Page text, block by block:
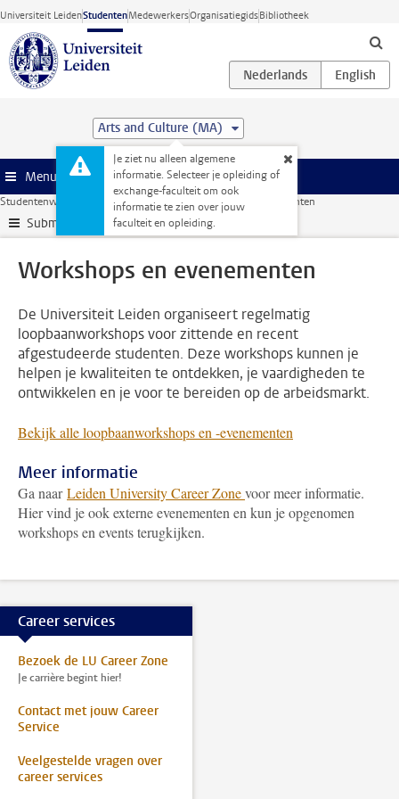
Ga direct naar de inhoud
Universiteit LeidenStudentenMedewerkersOrganisatiegidsBibliotheek
Arts and Culture (MA)
Je ziet nu alleen algemene
informatie. Selecteer je opleiding of
exchange-faculteit om ook
informatie te zien over jouw
faculteit en opleiding.
Menu
Studentenwebsite Stage & loopbaan Workshops en evenementen
Submenu
Workshops en evenementen
De Universiteit Leiden organiseert regelmatig
loopbaanworkshops voor zittende en recent
afgestudeerde studenten. Deze workshops kunnen je
helpen je kwaliteiten te ontdekken, je vaardigheden te
ontwikkelen en je voor te bereiden op de arbeidsmarkt.
Bekijk alle loopbaanworkshops en -evenementen
Meer informatie
Ga naarLeiden University Career Zonevoor meer informatie.
Hier vind je ook externe evenementen en kun je opgenomen
workshops en events terugkijken.
Career services
Bezoek de LU Career Zone
Je carrière begint hier!
Contact met jouw Career
Service
Veelgestelde vragen over
career services